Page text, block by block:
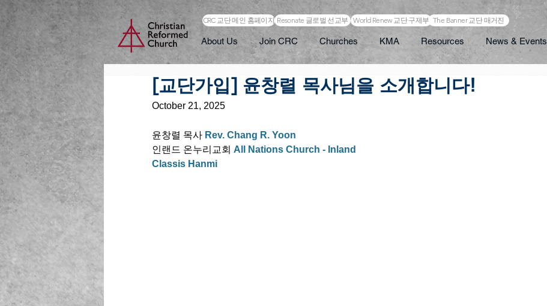
About Us Join CRC Churches KMA Resources News & Events
CRC 교단 메인 홈페이지 Resonate 글로벌 선교부 World Renew 교단 구제부 The Banner 교단 매거진
[교단가입] 윤창렬 목사님을 소개합니다!
October 21, 2025
윤창렬 목사 Rev. Chang R. Yoon
인랜드 온누리교회 All Nations Church - Inland
Classis Hanmi